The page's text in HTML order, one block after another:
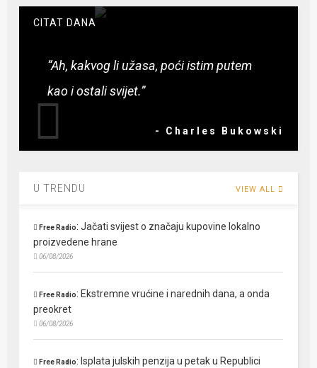
CITAT DANA
“Ah, kakvog li užasa, poći istim putem
kao i ostali svijet.”
- Charles Bukowski
U TRENDU VIEW ALL
Free Radio:Jačati svijest o značaju kupovine lokalno
proizvedene hrane
06/08/2026
Free Radio: Ekstremne vrućine i narednih dana, a onda
preokret
06/08/2026
Free Radio: Isplata julskih penzija u petak u Republici